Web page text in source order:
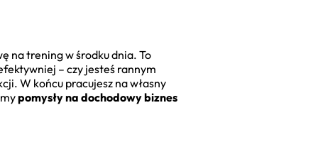
na trening w środku dnia. To
– czy jesteś rannym
W końcu pracujesz na własny
pomysły na dochodowy biznes